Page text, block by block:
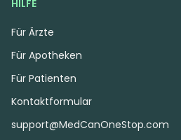
HILFE
Für Ärzte
Für Apotheken
Für Patienten
Kontaktformular
support@MedCanOneStop.com